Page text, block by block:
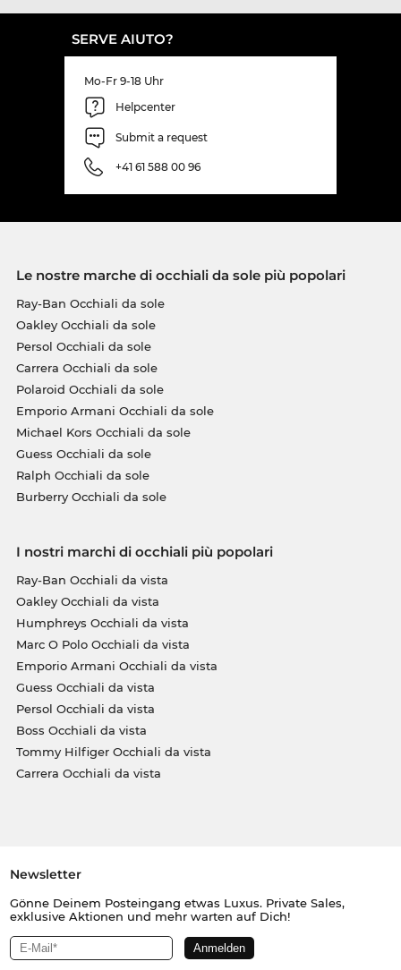
SERVE AIUTO?
Mo-Fr 9-18 Uhr
Helpcenter
Submit a request
+41 61 588 00 96
Le nostre marche di occhiali da sole più popolari
Ray-Ban Occhiali da sole
Oakley Occhiali da sole
Persol Occhiali da sole
Carrera Occhiali da sole
Polaroid Occhiali da sole
Emporio Armani Occhiali da sole
Michael Kors Occhiali da sole
Guess Occhiali da sole
Ralph Occhiali da sole
Burberry Occhiali da sole
I nostri marchi di occhiali più popolari
Ray-Ban Occhiali da vista
Oakley Occhiali da vista
Humphreys Occhiali da vista
Marc O Polo Occhiali da vista
Emporio Armani Occhiali da vista
Guess Occhiali da vista
Persol Occhiali da vista
Boss Occhiali da vista
Tommy Hilfiger Occhiali da vista
Carrera Occhiali da vista
Newsletter
Gönne Deinem Posteingang etwas Luxus. Private Sales,
exklusive Aktionen und mehr warten auf Dich!